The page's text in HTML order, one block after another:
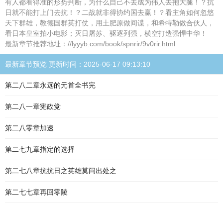
有人都看得准的形势判断，为什么自己不去成为伟人去抱大腿！？抗
日就不能打上门去抗！？二战就非得协约国去赢！？看主角如何忽悠
天下群雄，教德国群英打仗，用土肥原做间谍，和希特勒做合伙人，
看日本皇室拍小电影；灭日屠苏、驱逐列强，横空打造强悍中华！
最新章节推荐地址：//lyyyb.com/book/spnrir/9v0rir.html
最新章节预览 更新时间：2025-06-17 09:13:10
第二八二章永远的元首全书完
第二八一章宪政党
第二八零章加速
第二七九章指定的选择
第二七八章抗抗日之英雄莫问出处之
第二七七章再回零陵